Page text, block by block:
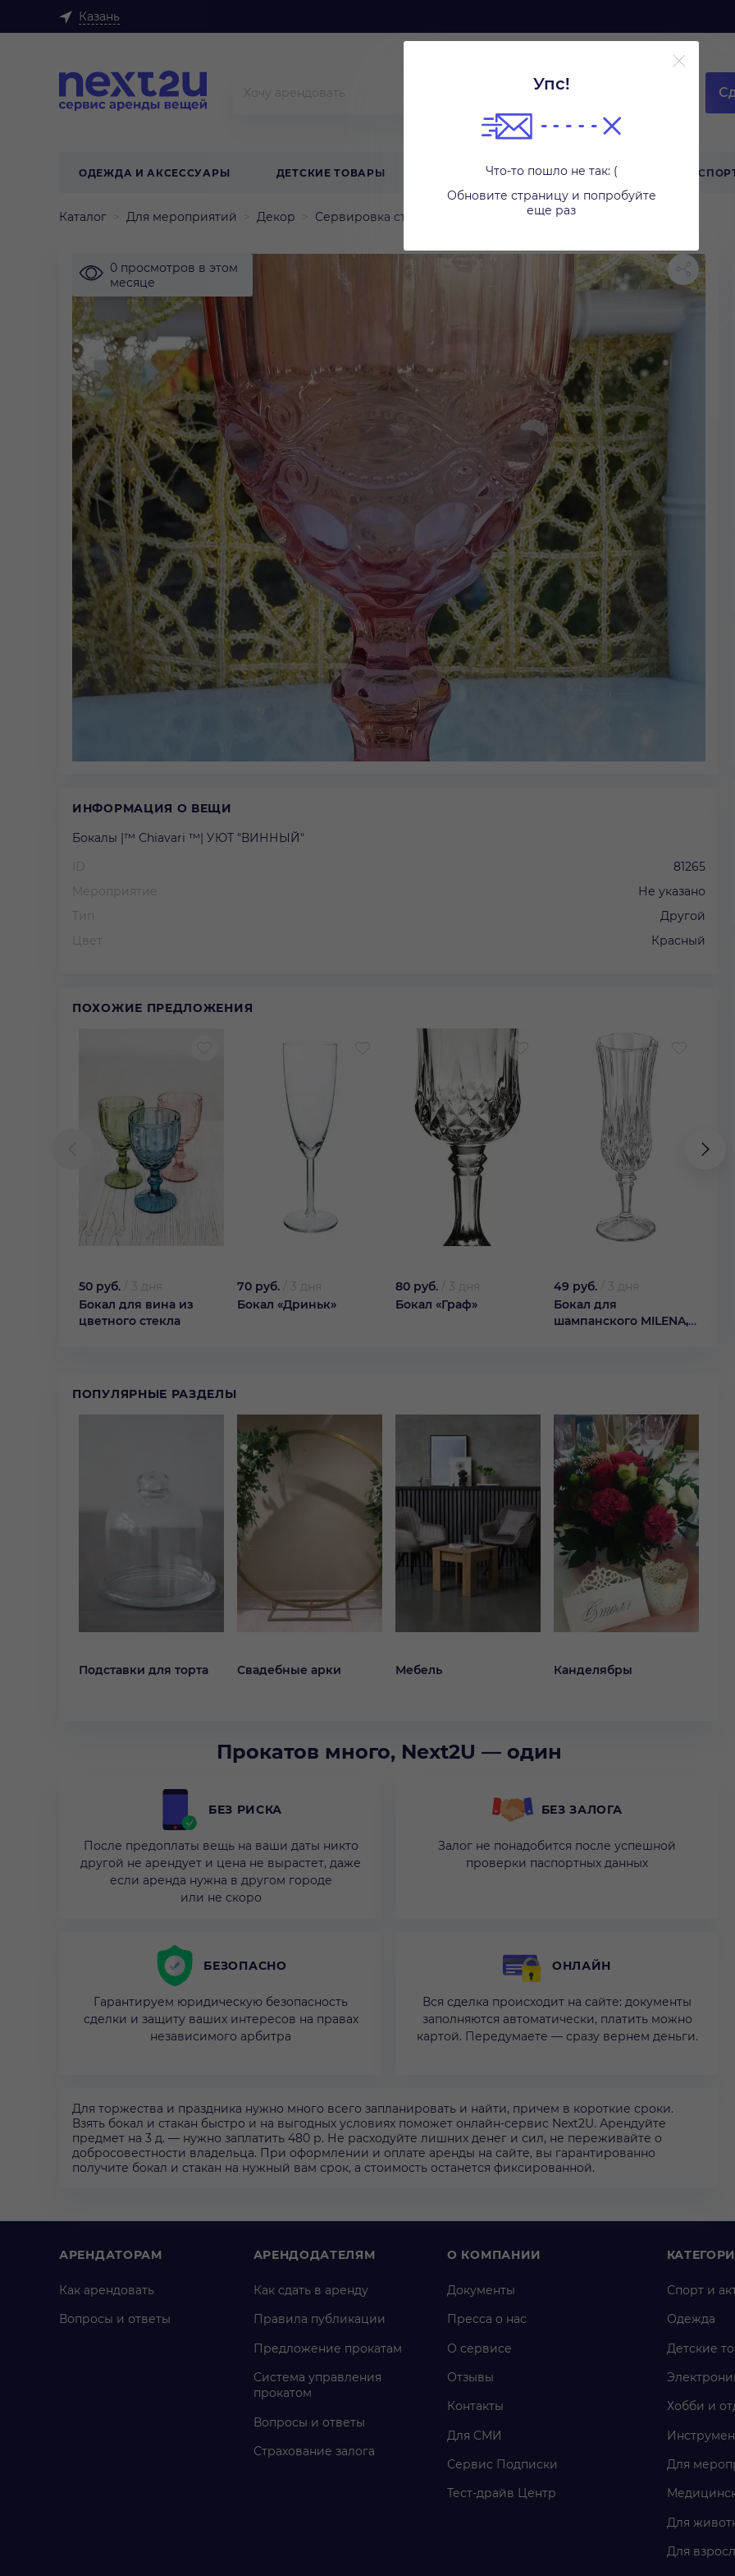
Казань
ОДЕЖДА И АКСЕССУАРЫ ДЕТСКИЕ ТОВАРЫ ТЕХНИКА ДЛЯ ДОМА ТУРИЗМ
Упс!
Что-то пошло не так: (
Обновите страницу и попробуйте
еще раз
Каталог Для мероприятий Декор Сервировка стола Бокалы и стаканы
0 просмотров в этом
месяце
ИНФОРМАЦИЯ О ВЕЩИ
Бокалы |™ Сhiavari ™| УЮТ "ВИННЫЙ"
ID
81265
Мероприятие
Не указано
Тип
Другой
Цвет
Красный
ПОХОЖИЕ ПРЕДЛОЖЕНИЯ
50 руб.
3 дня
Бокал для вина из
цветного стекла
70 руб.
3 дня
Бокал «Дриньк»
80 руб.
3 дня
Бокал «Граф»
49 руб.
3 дня
Бокал для
шампанского MILENA,
ПОПУЛЯРНЫЕ РАЗДЕЛЫ
Подставки для торта Свадебные арки Мебель Канделябры
Прокатов много, Next2U — один
БЕЗ РИСКА
После предоплаты вещь на ваши даты никто
другой не арендует и цена не вырастет, даже
если аренда нужна в другом городе
или не скоро
БЕЗ ЗАЛОГА
Залог не понадобится после успешной
проверки паспортных данных
БЕЗОПАСНО
Гарантируем юридическую безопасность
сделки и защиту ваших интересов на правах
независимого арбитра
ОНЛАЙН
Вся сделка происходит на сайте: документы
заполняются автоматически, платить можно
картой. Передумаете — сразу вернем деньги.
Для торжества и праздника нужно много всего запланировать и найти, причем в короткие сроки.
Взять бокал и стакан быстро и на выгодных условиях поможет онлайн-сервис Next2U. Арендуйте
предмет на 3 д. — нужно заплатить 480 р. Не расходуйте лишних денег и сил, не переживайте о
добросовестности владельца. При оформлении и оплате аренды на сайте, вы гарантированно
получите бокал и стакан на нужный вам срок, а стоимость останется фиксированной.
АРЕНДАТОРАМ
Как арендовать
Вопросы и ответы
АРЕНДОДАТЕЛЯМ
Как сдать в аренду
Правила публикации
Предложение прокатам
Система управления
прокатом
Вопросы и ответы
Страхование залога
О КОМПАНИИ
Документы
Пресса о нас
О сервисе
Отзывы
Контакты
Для СМИ
Сервис Подписки
Тест-драйв Центр
Спорт и
Одежда
Детские
Хобби и
Для
Для
Для